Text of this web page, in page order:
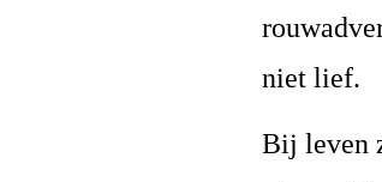
niet lief.
Bij leven